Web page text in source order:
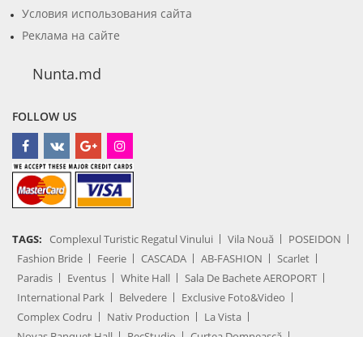
Условия использования сайта
Реклама на сайте
Nunta.md
FOLLOW US
TAGS: Complexul Turistic Regatul Vinului Vila Nouă
POSEIDON
Fashion Bride
Feerie CASCADA AB-FASHION
Scarlet
Paradis
Eventus White Hall
Sala De Bachete AEROPORT
International Park
Belvedere
Exclusive Foto&Video
Complex Codru
Nativ Production
La Vista